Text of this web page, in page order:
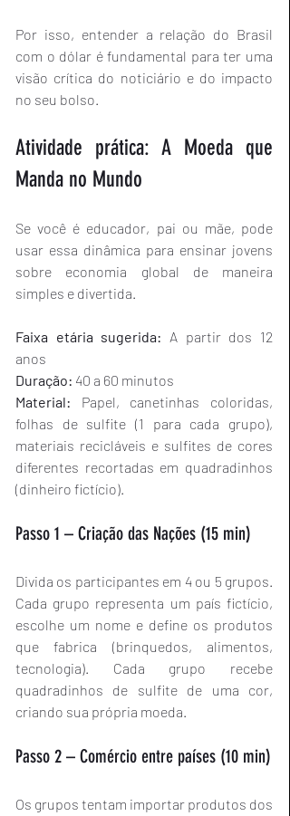
Por isso, entender a relação do Brasil
com o dólar é fundamental para ter uma
visão crítica do noticiário e do impacto
no seu bolso.
Atividade prática: A Moeda que
Manda no Mundo
Se você é educador, pai ou mãe, pode
usar essa dinâmica para ensinar jovens
sobre economia global de maneira
simples e divertida.
Faixa etária sugerida: A partir dos 12
anos
Duração: 40 a 60 minutos
Material: Papel, canetinhas coloridas,
folhas de sulfite (1 para cada grupo),
materiais recicláveis e sulfites de cores
diferentes recortadas em quadradinhos
(dinheiro fictício).
Passo 1 – Criação das Nações (15 min)
Divida os participantes em 4 ou 5 grupos.
Cada grupo representa um país fictício,
escolhe um nome e define os produtos
que fabrica (brinquedos, alimentos,
tecnologia). Cada grupo recebe
quadradinhos de sulfite de uma cor,
criando sua própria moeda.
Passo 2 – Comércio entre países (10 min)
Os grupos tentam importar produtos dos